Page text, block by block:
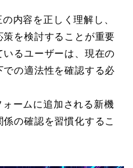
内容を正しく理解し、
を検討することが重要
るユーザーは、現在の
の適法性を確認する必
ームに追加される新機
の確認を習慣化するこ